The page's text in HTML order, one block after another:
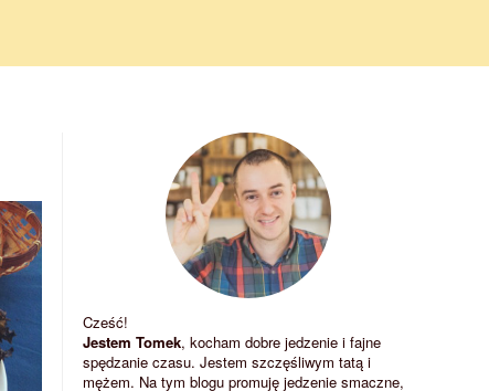
Cześć!
Jestem Tomek, kocham dobre jedzenie i fajne
spędzanie czasu. Jestem szczęśliwym tatą i
mężem. Na tym blogu promuję jedzenie smaczne,